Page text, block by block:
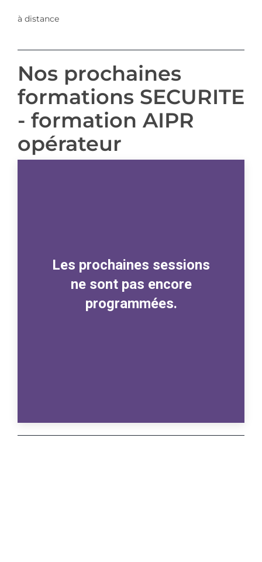
à distance
Nos prochaines
formations SECURITE
- formation AIPR
opérateur
Les prochaines sessions
ne sont pas encore
programmées.